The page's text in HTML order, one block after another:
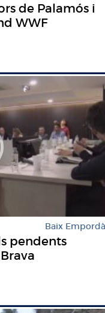
de Palamós i
WWF
Baix Empordà
pendents